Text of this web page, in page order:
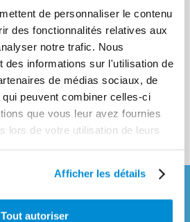
de personnaliser le contenu
des fonctionnalités relatives aux
notre trafic. Nous
des informations sur l'utilisation de
de médias sociaux, de
peuvent combiner celles-ci
que vous leur avez fournies
lors de votre utilisation de leurs
Afficher les détails
Tout autoriser
Pompes à membrane
pneumatiques(52)